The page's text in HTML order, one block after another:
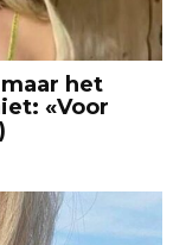
het
«Voor